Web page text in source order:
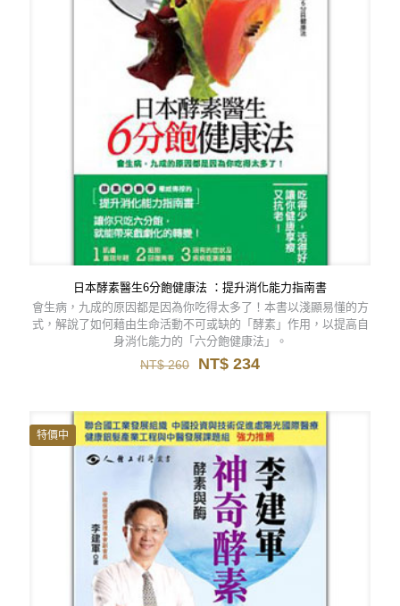
日本酵素醫生6分飽健康法 ：提升消化能力指南書
會生病，九成的原因都是因為你吃得太多了！本書以淺顯易懂的方
式，解說了如何藉由生命活動不可或缺的「酵素」作用，以提高自
身消化能力的「六分飽健康法」。
NT$260
原
格：
NT$ 260。
NT$ 234目
格：
NT$ 234。
特價中